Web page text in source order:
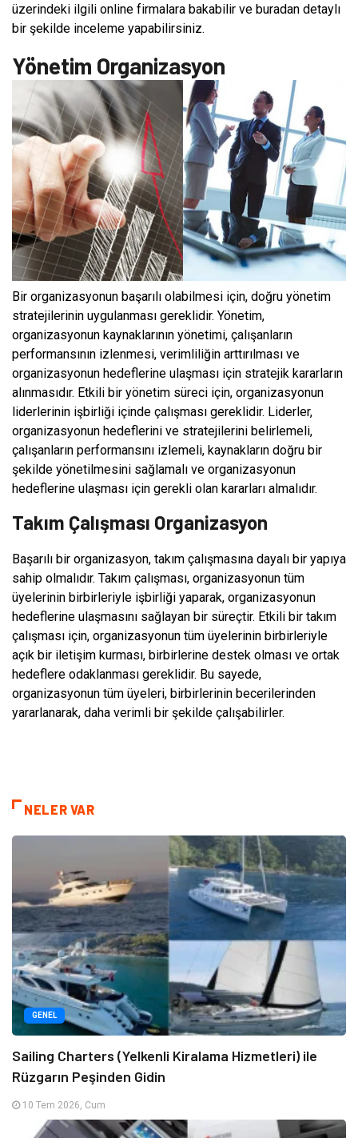
üzerindeki ilgili online firmalara bakabilir ve buradan detaylı
bir şekilde inceleme yapabilirsiniz.
Yönetim Organizasyon
Bir organizasyonun başarılı olabilmesi için, doğru yönetim
stratejilerinin uygulanması gereklidir. Yönetim,
organizasyonun kaynaklarının yönetimi, çalışanların
performansının izlenmesi, verimliliğin arttırılması ve
organizasyonun hedeflerine ulaşması için stratejik kararların
alınmasıdır. Etkili bir yönetim süreci için, organizasyonun
liderlerinin işbirliği içinde çalışması gereklidir. Liderler,
organizasyonun hedeflerini ve stratejilerini belirlemeli,
çalışanların performansını izlemeli, kaynakların doğru bir
şekilde yönetilmesini sağlamalı ve organizasyonun
hedeflerine ulaşması için gerekli olan kararları almalıdır.
Takım Çalışması Organizasyon
Başarılı bir organizasyon, takım çalışmasına dayalı bir yapıya
sahip olmalıdır. Takım çalışması, organizasyonun tüm
üyelerinin birbirleriyle işbirliği yaparak, organizasyonun
hedeflerine ulaşmasını sağlayan bir süreçtir. Etkili bir takım
çalışması için, organizasyonun tüm üyelerinin birbirleriyle
açık bir iletişim kurması, birbirlerine destek olması ve ortak
hedeflere odaklanması gereklidir. Bu sayede,
organizasyonun tüm üyeleri, birbirlerinin becerilerinden
yararlanarak, daha verimli bir şekilde çalışabilirler.
NELER VAR
GENEL
Sailing Charters (Yelkenli Kiralama Hizmetleri) ile
Rüzgarın Peşinden Gidin
10 Tem 2026, Cum